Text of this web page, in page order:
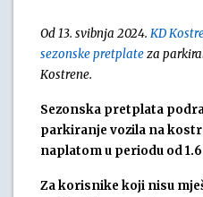
Od 13. svibnja 2024. KD
sezonske pretplateza
Kostrene.
Sezonska pretplata
parkiranje vozila na
naplatom u periodu od
Za korisnike koji nisu